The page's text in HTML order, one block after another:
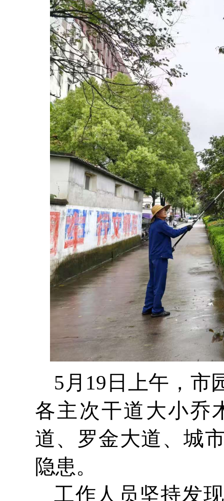
5月19日上午，市
各主次干道大小乔
道、罗金大道、城
隐患。
工作人员坚持发